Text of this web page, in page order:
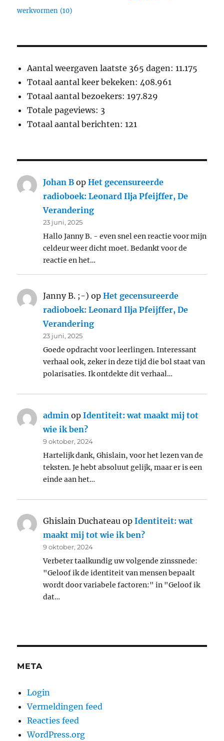
werkvormen (10)
Aantal weergaven laatste 365 dagen:11.175
Totaal aantal keer bekeken: 408.961
Totaal aantal bezoekers:197.829
Totale pageviews: 3
Totaal aantal berichten:121
Johan B opHet gecensureerde
radioboek: Leonard Ilja Pfeijffer, De
Verandering
23 juni, 2025
Hallo Janny B. - even snel een reactie voor mijn
celdeur weer dicht moet. Bedankt voor de
reactie en het…
Janny B. ;-) opHet gecensureerde
radioboek: Leonard Ilja Pfeijffer, De
Verandering
23 juni, 2025
Goede opdracht voor leerlingen. Interessant
verhaal ook, zeker in deze tijd die bol staat van
polarisaties. Ik ontdekte dit verhaal…
admin opIdentiteit: wat maakt mij tot
wie ik ben?
9 oktober, 2024
Hartelijk dank, Ghislain, voor het lezen van de
teksten. Je hebt absoluut gelijk, maar er is een
einde aan het…
Ghislain Duchateau opIdentiteit: wat
maakt mij tot wie ik ben?
9 oktober, 2024
Verbeter taalkundig uw volgende zinssnede:
"Geloof ik de identiteit van mensen bepaalt
wordt door variabele factoren:" in "Geloof ik
dat…
META
Login
Vermeldingen feed
Reacties feed
WordPress.org